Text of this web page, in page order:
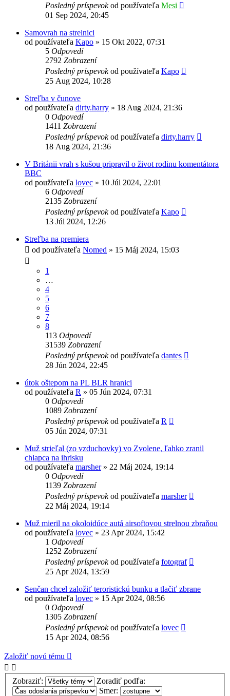
Posledný príspevokod používateľa Mesi
01 Sep 2024, 20:45
Samovrah na strelnici
od používateľa Kapo » 15 Okt 2022, 07:31
5 Odpovedí
2792 Zobrazení
Posledný príspevokod používateľa Kapo
25 Aug 2024, 10:28
Streľba v čunove
od používateľa dirty.harry » 18 Aug 2024, 21:36
0 Odpovedí
1411 Zobrazení
Posledný príspevokod používateľa dirty.harry
18 Aug 2024, 21:36
V Británii vrah s kušou pripravil o život rodinu komentátora
BBC
od používateľa lovec » 10 Júl 2024, 22:01
6 Odpovedí
2135 Zobrazení
Posledný príspevokod používateľa Kapo
13 Júl 2024, 12:26
Streľba na premiera
od používateľa Nomed » 15 Máj 2024, 15:03
1
…
4
5
6
7
8
113 Odpovedí
31539 Zobrazení
Posledný príspevokod používateľa dantes
28 Jún 2024, 22:45
útok oštepom na PL BLR hranici
od používateľa R » 05 Jún 2024, 07:31
0 Odpovedí
1089 Zobrazení
Posledný príspevokod používateľa R
05 Jún 2024, 07:31
Muž strieľal (zo vzduchovky) vo Zvolene, ľahko zranil
chlapca na ihrisku
od používateľa marsher» 22 Máj 2024, 19:14
0 Odpovedí
1139 Zobrazení
Posledný príspevokod používateľa marsher
22 Máj 2024, 19:14
Muž mieril na okoloidúce autá airsoftovou strelnou zbraňou
od používateľa lovec » 23 Apr 2024, 15:42
1 Odpovedí
1252 Zobrazení
Posledný príspevokod používateľa fotograf
25 Apr 2024, 13:59
Senčan chcel založiť teroristickú bunku a tlačiť zbrane
od používateľa lovec » 15 Apr 2024, 08:56
0 Odpovedí
1305 Zobrazení
Posledný príspevokod používateľa lovec
15 Apr 2024, 08:56
Založiť novú tému
Zobraziť:
Zoradiť podľa:
Smer: